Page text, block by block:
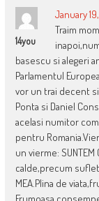
14you
January
Traim
basescu si alegeri
Parlamentul
vor un trai decent
Ponta si Daniel
acelasi numitor
pentru
un vierme: SUNTEM
calde,precum
MEA.Plina de